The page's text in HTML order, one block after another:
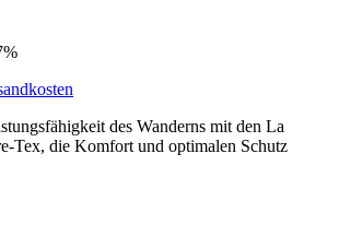
des Wanderns mit den La
Tex, die Komfort und optimalen Schutz